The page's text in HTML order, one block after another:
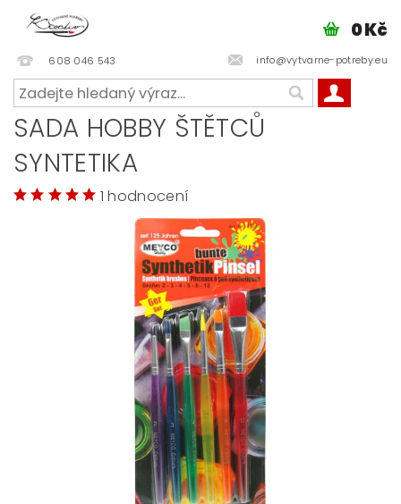
608 046 543 info@vytvarne-potreby.eu
0 Kč
SADA HOBBY ŠTĚTCŮ
SYNTETIKA
1 hodnocení